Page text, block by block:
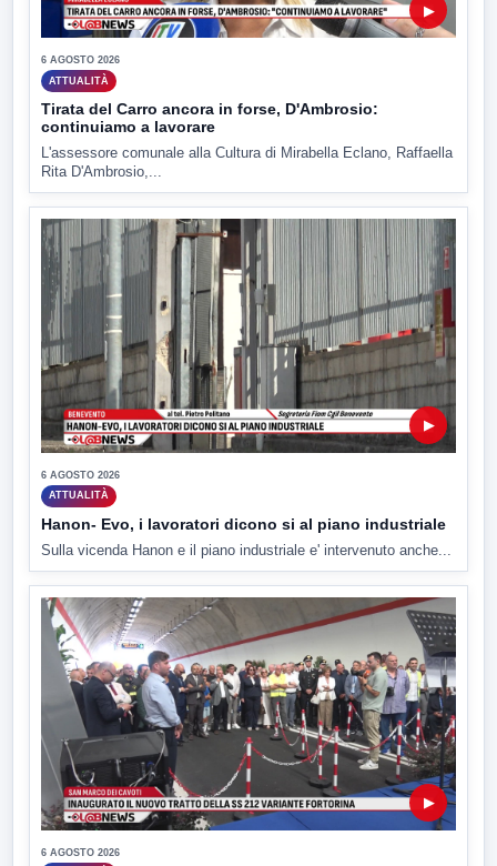
▶
6 AGOSTO 2026
ATTUALITÀ
Tirata del Carro ancora in forse, D'Ambrosio:
continuiamo a lavorare
L'assessore comunale alla Cultura di Mirabella Eclano, Raffaella
Rita D'Ambrosio,...
▶
6 AGOSTO 2026
ATTUALITÀ
Hanon- Evo, i lavoratori dicono si al piano industriale
Sulla vicenda Hanon e il piano industriale e' intervenuto anche...
▶
6 AGOSTO 2026